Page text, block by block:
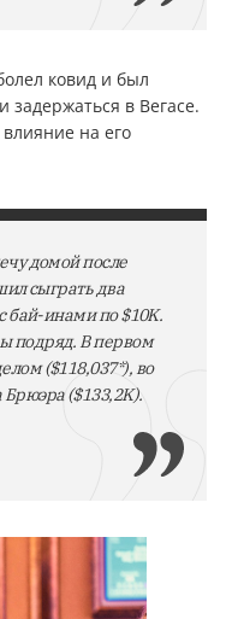
ковид и был
в Вегасе.
на его
домой после
сыграть два
бай-инами по $10K.
подряд. В первом
($118,037*), во
($133,2K).